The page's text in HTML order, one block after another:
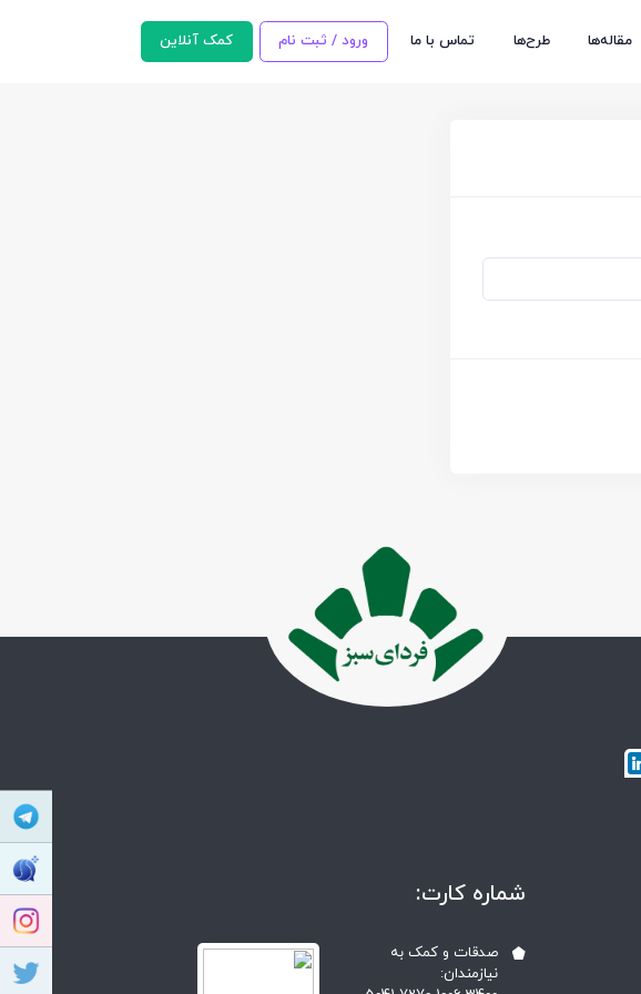
مقاله‌ها طرح‌ها تماس با ما ورود / ثبت نام کمک آنلاین
شماره کارت:
صدقات و کمک به
نیازمندان: